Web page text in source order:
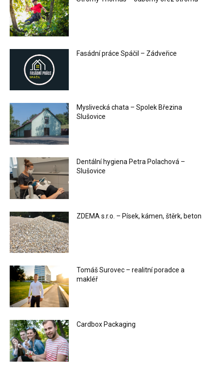
Fasádní práce Spáčil – Zádveřice
Myslivecká chata – Spolek Březina
Slušovice
Dentální hygiena Petra Polachová –
Slušovice
ZDEMA s.r.o. – Písek, kámen, štěrk, beton
Tomáš Surovec – realitní poradce a
makléř
Cardbox Packaging